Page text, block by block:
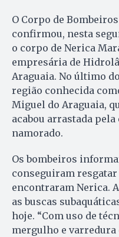
O Corpo de
confirmou, nesta
o corpo de Nerica
empresária de
Araguaia. No último
região conhecida
Miguel do Araguaia,
acabou arrastada
namorado.
Os bombeiros
conseguiram resgatar
encontraram Nerica.
as buscas
hoje. “Com uso de
mergulho e varredura